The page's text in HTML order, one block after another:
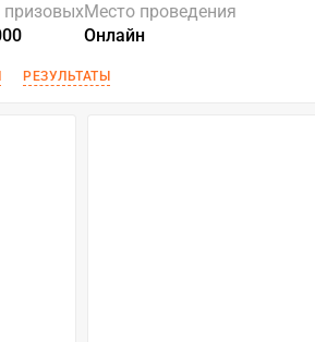
Место проведения
Онлайн
РЕЗУЛЬТАТЫ